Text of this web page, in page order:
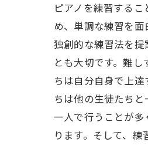
ピアノを練習する
め、単調な練習を
独創的な練習法を
とも大切です。難
ちは自分自身で上
ちは他の生徒たち
一人で行うことが
ります。そして、